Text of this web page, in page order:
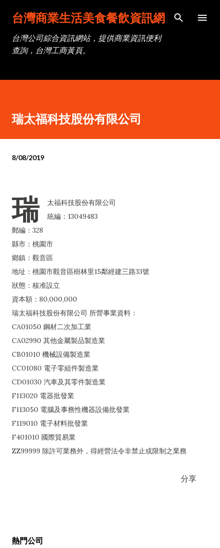
跳到主要內容
台灣商業生活美食餐飲資訊網
台灣公司綜合資訊網站，提供商業資訊便利
查詢，台灣工商黃頁。
瑞太福科技股份有限公司
8/08/2019
瑞
太福科技股份有限公司
統編：13049483
郵編：328
縣市：桃園市
鄉鎮：觀音區
地址：桃園市觀音區樹林里15鄰經建三路33號
狀態：核准設立
資本額：80,000,000
瑞太福科技股份有限公司 所營事業資料：
CA01050 鋼材二次加工業
CA02990 其他金屬製品製造業
CB01010 機械設備製造業
CC01080 電子零組件製造業
CD01030 汽車及其零件製造業
F113020 電器批發業
F113050 電腦及事務性機器設備批發業
F119010 電子材料批發業
F401010 國際貿易業
ZZ99999 除許可業務外，得經營法令非禁止或限制之業務
分享
熱門公司